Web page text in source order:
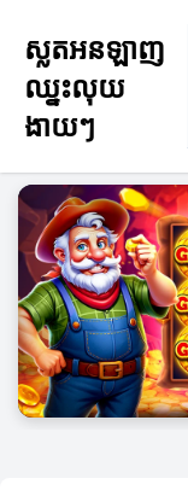
ស្លតអនឡាញ
ឈ្នះលុយ
ងាយៗ